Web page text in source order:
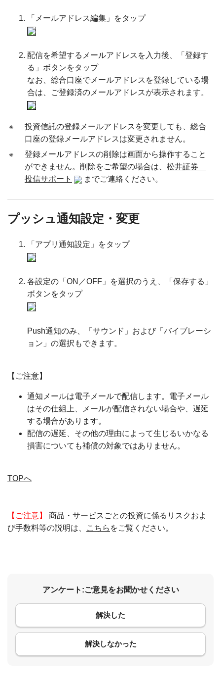
「メールアドレス編集」をタップ
配信を希望するメールアドレスを入力後、「登録す
る」ボタンをタップ
なお、総合口座でメールアドレスを登録している場
合は、ご登録済のメールアドレスが表示されます。
※
投資信託の登録メールアドレスを変更しても、総合
口座の登録メールアドレスは変更されません。
※
登録メールアドレスの削除は画面から操作すること
ができません。削除をご希望の場合は、 松井証券
投信サポート
までご連絡ください。
プッシュ通知設定・変更
「アプリ通知設定」をタップ
各設定の「ON／OFF」を選択のうえ、「保存する」
ボタンをタップ
Push通知のみ、「サウンド」および「バイブレーシ
ョン」の選択もできます。
【ご注意】
通知メールは電子メールで配信します。電子メール
はその仕組上、メールが配信されない場合や、遅延
する場合があります。
配信の遅延、その他の理由によって生じるいかなる
損害についても補償の対象ではありません。
TOPへ
【ご注意】
商品・サービスごとの投資に係るリスクおよ
び手数料等の説明は、
こちら をご覧ください。
アンケート:ご意見をお聞かせください
解決した
解決しなかった
コメント